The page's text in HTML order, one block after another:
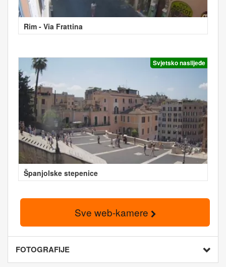
Rim - Via Frattina
Svjetsko naslijeđe
Španjolske stepenice
Sve web-kamere
FOTOGRAFIJE